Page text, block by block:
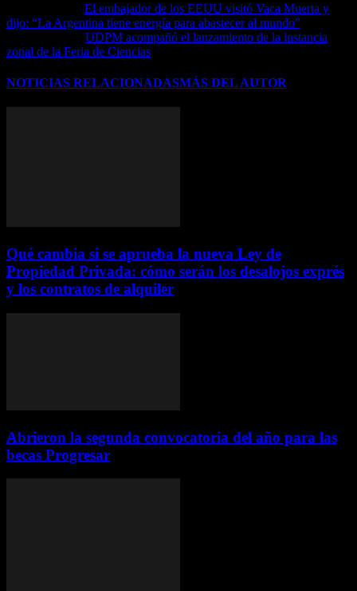
El embajador de los EEUU visitó Vaca Muerta y
dijo: “La Argentina tiene energía para abastecer al mundo”
UDPM acompañó el lanzamiento de la instancia
zonal de la Feria de Ciencias
NOTICIAS RELACIONADASMÁS DEL AUTOR
Qué cambia si se aprueba la nueva Ley de
Propiedad Privada: cómo serán los desalojos exprés
y los contratos de alquiler
Abrieron la segunda convocatoria del año para las
becas Progresar